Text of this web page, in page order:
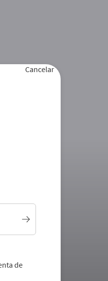
Cancelar
de